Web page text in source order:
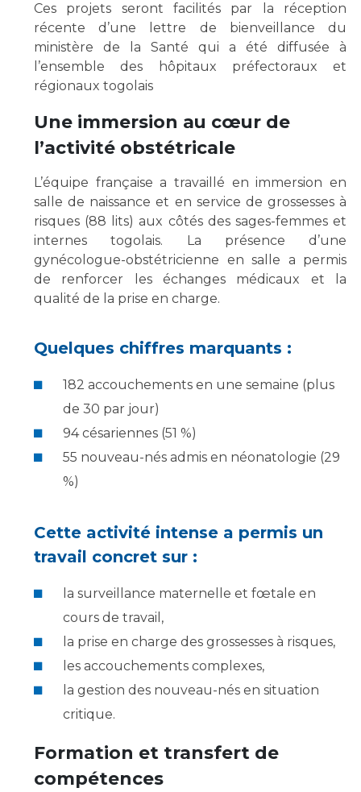
Lieu de santé sans tabac
Ces projets seront facilités par la réception
récente d’une lettre de bienveillance du
ministère de la Santé qui a été diffusée à
l’ensemble des hôpitaux préfectoraux et
régionaux togolais
Une immersion au cœur de
l’activité obstétricale
L’équipe française a travaillé en immersion en
salle de naissance et en service de grossesses à
risques (88 lits) aux côtés des sages-femmes et
internes togolais. La présence d’une
gynécologue-obstétricienne en salle a permis
de renforcer les échanges médicaux et la
qualité de la prise en charge.
Quelques chiffres marquants :
182 accouchements en une semaine (plus
de 30 par jour)
94 césariennes (51 %)
55 nouveau-nés admis en néonatologie (29
%)
Cette activité intense a permis un
travail concret sur :
la surveillance maternelle et fœtale en
cours de travail,
la prise en charge des grossesses à risques,
les accouchements complexes,
la gestion des nouveau-nés en situation
critique.
Formation et transfert de
compétences